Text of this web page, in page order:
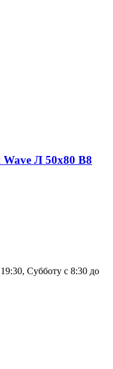
Wave Л 50х80 В8
Субботу с 8:30 до